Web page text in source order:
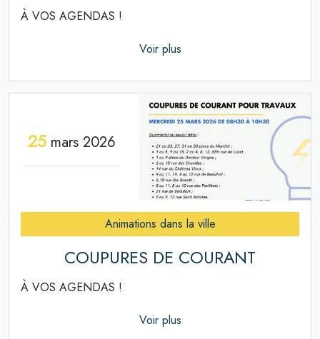
À VOS AGENDAS !
Voir plus
25 mars 2026
Animations dans la ville
COUPURES DE COURANT
À VOS AGENDAS !
Voir plus